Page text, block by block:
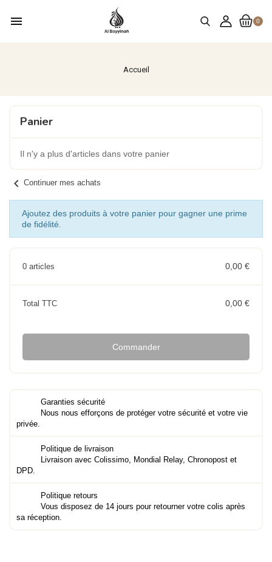
0
menu
Accueil
Panier
Il n'y a plus d'articles dans votre panier
chevron_left Continuer mes achats
Ajoutez des produits à votre panier pour gagner une prime
de fidélité.
0 articles 0,00 €
Total TTC 0,00 €
Commander
Garanties sécurité
Nous nous efforçons de protéger votre sécurité et votre vie
privée.
Politique de livraison
Livraison avec Colissimo, Mondial Relay, Chronopost et
DPD.
Politique retours
Vous disposez de 14 jours pour retourner votre colis après
sa réception.